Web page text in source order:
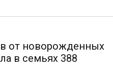
от новорожденных
в семьях 388